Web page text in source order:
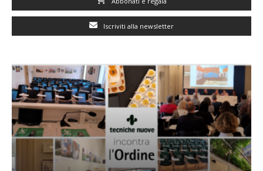
Iscriviti alla newsletter